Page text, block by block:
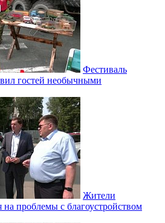
Фестиваль
гостей необычными
Жители
проблемы с благоустройством